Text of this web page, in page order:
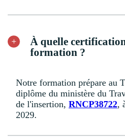
À quelle
formation ?
Notre formation prépare au
diplôme du ministère du
de l'insertion, RNCP38722,
2029.